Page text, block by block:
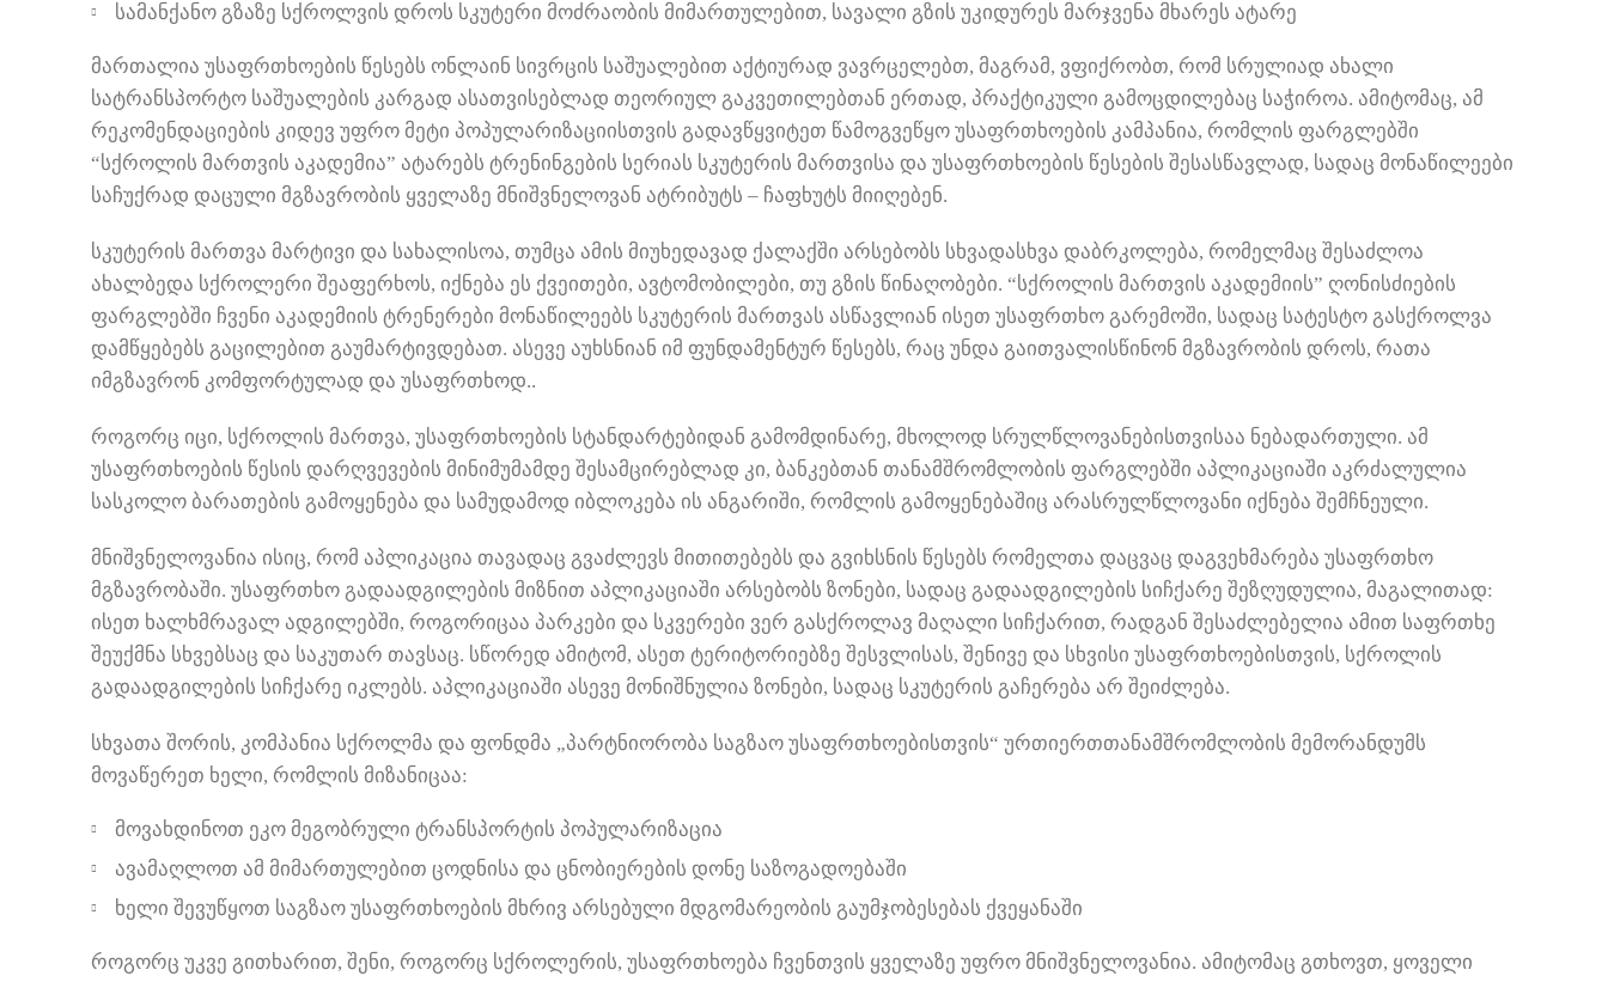
სამანქანო გზაზე სქროლვის დროს სკუტერი მოძრაობის მიმართულებით, სავალი გზის უკიდურეს მარჯვენა მხარეს ატარე
მართალია უსაფრთხოების წესებს ონლაინ სივრცის საშუალებით აქტიურად ვავრცელებთ, მაგრამ, ვფიქრობთ, რომ სრულიად ახალი
სატრანსპორტო საშუალების კარგად ასათვისებლად თეორიულ გაკვეთილებთან ერთად, პრაქტიკული გამოცდილებაც საჭიროა. ამიტომაც, ამ
რეკომენდაციების კიდევ უფრო მეტი პოპულარიზაციისთვის გადავწყვიტეთ წამოგვეწყო უსაფრთხოების კამპანია, რომლის ფარგლებში
“სქროლის მართვის აკადემია” ატარებს ტრენინგების სერიას სკუტერის მართვისა და უსაფრთხოების წესების შესასწავლად, სადაც მონაწილეები
საჩუქრად დაცული მგზავრობის ყველაზე მნიშვნელოვან ატრიბუტს – ჩაფხუტს მიიღებენ.
სკუტერის მართვა მარტივი და სახალისოა, თუმცა ამის მიუხედავად ქალაქში არსებობს სხვადასხვა დაბრკოლება, რომელმაც შესაძლოა
ახალბედა სქროლერი შეაფერხოს, იქნება ეს ქვეითები, ავტომობილები, თუ გზის წინაღობები. “სქროლის მართვის აკადემიის” ღონისძიების
ფარგლებში ჩვენი აკადემიის ტრენერები მონაწილეებს სკუტერის მართვას ასწავლიან ისეთ უსაფრთხო გარემოში, სადაც სატესტო გასქროლვა
დამწყებებს გაცილებით გაუმარტივდებათ. ასევე აუხსნიან იმ ფუნდამენტურ წესებს, რაც უნდა გაითვალისწინონ მგზავრობის დროს, რათა
იმგზავრონ კომფორტულად და უსაფრთხოდ..
როგორც იცი, სქროლის მართვა, უსაფრთხოების სტანდარტებიდან გამომდინარე, მხოლოდ სრულწლოვანებისთვისაა ნებადართული. ამ
უსაფრთხოების წესის დარღვევების მინიმუმამდე შესამცირებლად კი, ბანკებთან თანამშრომლობის ფარგლებში აპლიკაციაში აკრძალულია
სასკოლო ბარათების გამოყენება და სამუდამოდ იბლოკება ის ანგარიში, რომლის გამოყენებაშიც არასრულწლოვანი იქნება შემჩნეული.
მნიშვნელოვანია ისიც, რომ აპლიკაცია თავადაც გვაძლევს მითითებებს და გვიხსნის წესებს რომელთა დაცვაც დაგვეხმარება უსაფრთხო
მგზავრობაში. უსაფრთხო გადაადგილების მიზნით აპლიკაციაში არსებობს ზონები, სადაც გადაადგილების სიჩქარე შეზღუდულია, მაგალითად:
ისეთ ხალხმრავალ ადგილებში, როგორიცაა პარკები და სკვერები ვერ გასქროლავ მაღალი სიჩქარით, რადგან შესაძლებელია ამით საფრთხე
შეუქმნა სხვებსაც და საკუთარ თავსაც. სწორედ ამიტომ, ასეთ ტერიტორიებზე შესვლისას, შენივე და სხვისი უსაფრთხოებისთვის, სქროლის
გადაადგილების სიჩქარე იკლებს. აპლიკაციაში ასევე მონიშნულია ზონები, სადაც სკუტერის გაჩერება არ შეიძლება.
სხვათა შორის, კომპანია სქროლმა და ფონდმა „პარტნიორობა საგზაო უსაფრთხოებისთვის“ ურთიერთთანამშრომლობის მემორანდუმს
მოვაწერეთ ხელი, რომლის მიზანიცაა:
მოვახდინოთ ეკო მეგობრული ტრანსპორტის პოპულარიზაცია
ავამაღლოთ ამ მიმართულებით ცოდნისა და ცნობიერების დონე საზოგადოებაში
ხელი შევუწყოთ საგზაო უსაფრთხოების მხრივ არსებული მდგომარეობის გაუმჯობესებას ქვეყანაში
როგორც უკვე გითხარით, შენი, როგორც სქროლერის, უსაფრთხოება ჩვენთვის ყველაზე უფრო მნიშვნელოვანია. ამიტომაც გთხოვთ, ყოველი